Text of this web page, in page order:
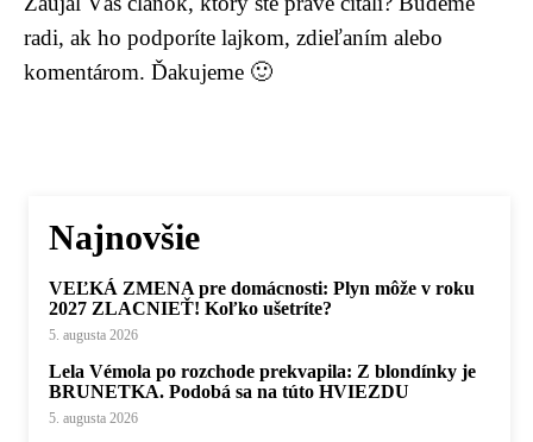
radi, ak ho podporíte lajkom, zdieľaním alebo
komentárom. Ďakujeme 🙂
Najnovšie
VEĽKÁ ZMENA pre domácnosti: Plyn môže v roku
2027 ZLACNIEŤ! Koľko ušetríte?
5. augusta 2026
Lela Vémola po rozchode prekvapila: Z blondínky je
BRUNETKA. Podobá sa na túto HVIEZDU
5. augusta 2026